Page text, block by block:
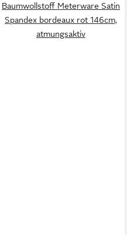
Baumwollstoff Meterware Satin
Spandex bordeaux rot 146cm,
atmungsaktiv